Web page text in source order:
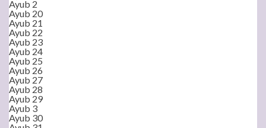
Ayub 2
Ayub 20
Ayub 21
Ayub 22
Ayub 23
Ayub 24
Ayub 25
Ayub 26
Ayub 27
Ayub 28
Ayub 29
Ayub 3
Ayub 30